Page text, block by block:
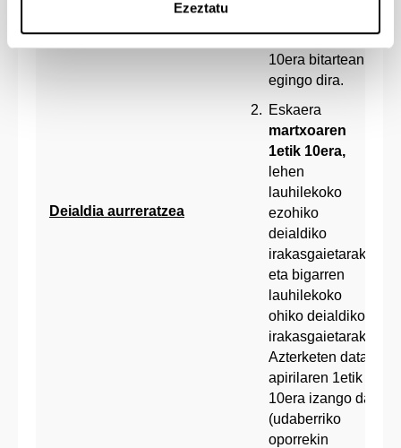
Ezeztatu
Deialdia aurreratzea
azaroaren 2tik
10era bitartean
egingo dira.
Eskaera
martxoaren
1etik 10era,
lehen
lauhilekoko
ezohiko
deialdiko
irakasgaietarako
eta bigarren
lauhilekoko
ohiko deialdiko
irakasgaietarako.
Azterketen data
apirilaren 1etik
10era izango da
(udaberriko
oporrekin